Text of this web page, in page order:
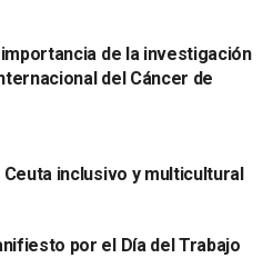
de la investigación
del Cáncer de
Ceuta inclusivo y multicultural
por el Día del Trabajo